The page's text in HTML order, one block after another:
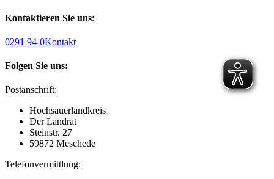
Kontaktieren Sie uns:
0291 94-0Kontakt
Folgen Sie uns:
Postanschrift:
Hochsauerlandkreis
Der Landrat
Steinstr. 27
59872 Meschede
Telefonvermittlung: